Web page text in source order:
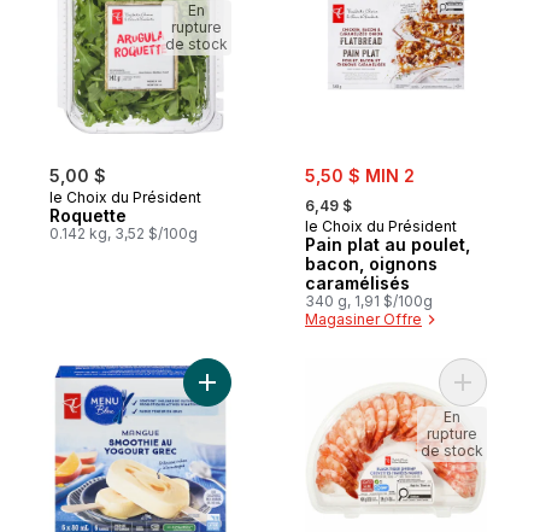
5,00 $
le Choix du Président
Roquette
0.142 kg, 3,52 $/100g
En
rupture
de stock
sale:
5,50 $ MIN 2
, formerly:
6,49 $
le Choix du Président
Pain plat au poulet,
bacon, oignons
caramélisés
340 g, 1,91 $/100g
Magasiner Offre
Ajouter Barre Smoothie Grec Mangue au
Ajouter
En
rupture
de stock